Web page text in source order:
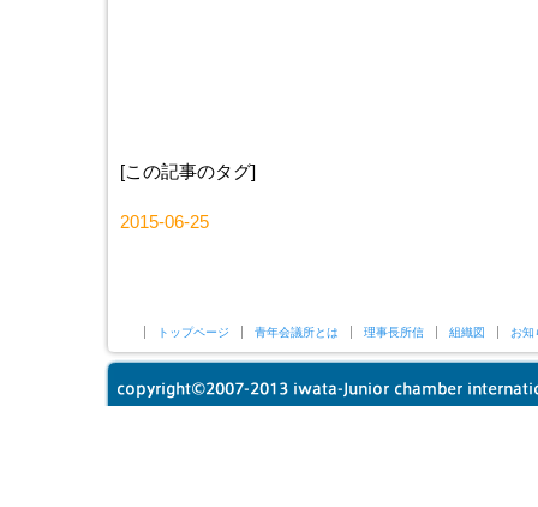
[この記事のタグ]
2015-06-25
トップページ 青年会議所とは 理事長所信 組織図 お知